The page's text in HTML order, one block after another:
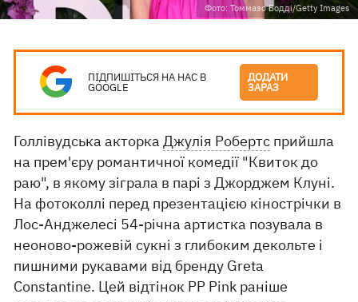
Фото: Томмазо Бодді/Getty Images
ПІДПИШІТЬСЯ НА НАС В
GOOGLE
ДОДАТИ
ЗАРАЗ
Голлівудська акторкаДжулія Робертс прийшла
на прем'єру романтичної комедії "Квиток до
раю", в якому зіграла в парі з Джорджем Клуні.
На фотоколлі перед презентацією кінострічки в
Лос-Анджелесі 54-річна артистка позувала в
неоново-рожевій сукні з глибоким декольте і
пишними рукавами від бренду Greta
Constantine. Цей відтінок PP Pink раніше